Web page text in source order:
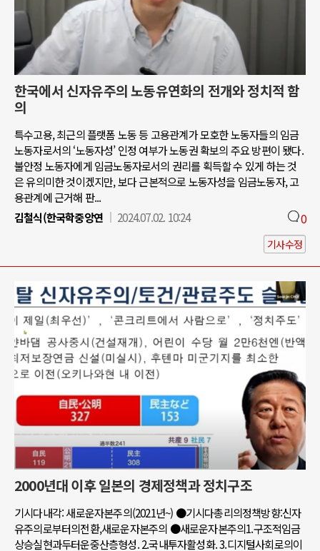
한국에서 신자유주의 노동유연화의 전개와 정치적 함
의
특수고용, 최근의 플랫폼 노동 등 고용관계가 모호한 노동자들의 임금
노동자로서의 ‘노동자성’ 인정 여부가 노동권 확보의 주요 방편이 됐다.
불안정 노동자에게 임금노동자로서의 권리를 획득할 수 있게 하는 것
은 유의미한 것이겠지만, 보다 근본적으로 노동자성을 임금노동자, 고
용관계에 근거해 판...
김철식(한국학중앙연
2024.07.02. 10:24 0
기사수정
2000년대 이후 일본의 경제정책과 정치구조
기시다내각: 새로운자본주의(2021년~) ●기시다총리의정책방향:신자
유주의로부터의전환,새로운자본주의 ●새로운자본주의1.구조적임금
상승실현과두터운중산층형성. 2.국내투자활성화. 3.디지털사회로의이